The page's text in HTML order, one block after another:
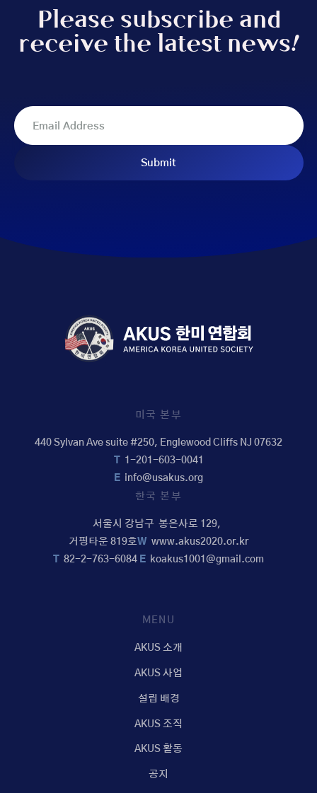
Please subscribe and
receive the latest news!
미국 본부
440 Sylvan Ave suite #250, Englewood Cliffs NJ 07632
T1-201-603-0041
E info@usakus.org
한국 본부
서울시 강남구 봉은사로 129,
거평타운 819호W www.akus2020.or.kr
82-2-763-6084 E koakus1001@gmail.com
MENU
AKUS 소개
AKUS 사업
설립 배경
AKUS 조직
AKUS 활동
공지